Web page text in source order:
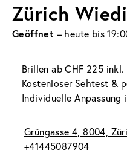
Zürich
Geöffnet – heute bis
Brillen ab CHF 225
Kostenloser Sehtest &
Individuelle Anpassung
Grüngasse 4, 8004,
+41445087904